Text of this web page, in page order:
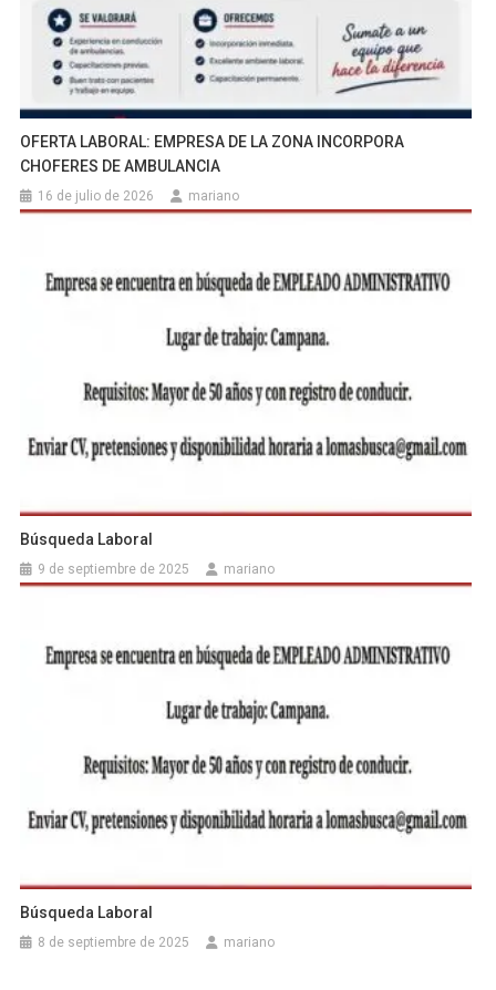
OFERTA LABORAL: EMPRESA DE LA ZONA INCORPORA
CHOFERES DE AMBULANCIA
16 de julio de 2026 mariano
Búsqueda Laboral
9 de septiembre de 2025 mariano
Búsqueda Laboral
8 de septiembre de 2025 mariano